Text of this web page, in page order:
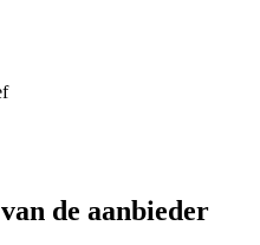
de aanbieder